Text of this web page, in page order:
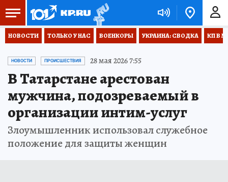
НОВОСТИ ТОЛЬКО У НАС ВОЕНКОРЫ УКРАИНА: СВОДКА КП В
НОВОСТИ ПРОИСШЕСТВИЯ 28 мая 2026 7:55
В Татарстане арестован
мужчина, подозреваемый в
организации интим-услуг
Злоумышленник использовал служебное
положение для защиты женщин